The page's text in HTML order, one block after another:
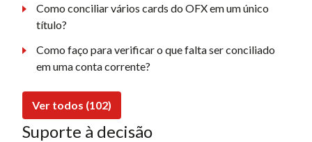
Como conciliar vários cards do OFX em um único
título?
Como faço para verificar o que falta ser conciliado
em uma conta corrente?
Ver todos (102)
Suporte à decisão